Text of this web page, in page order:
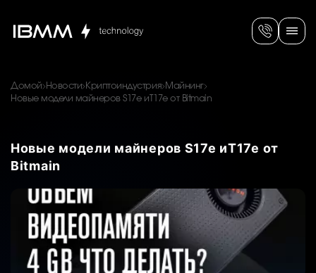
Домой Новости Криптоиндустрия Майнинг
Новые модели майнеров S17e иT17e от Bitmain
Новые модели майнеров S17e иT17e от
Bitmain